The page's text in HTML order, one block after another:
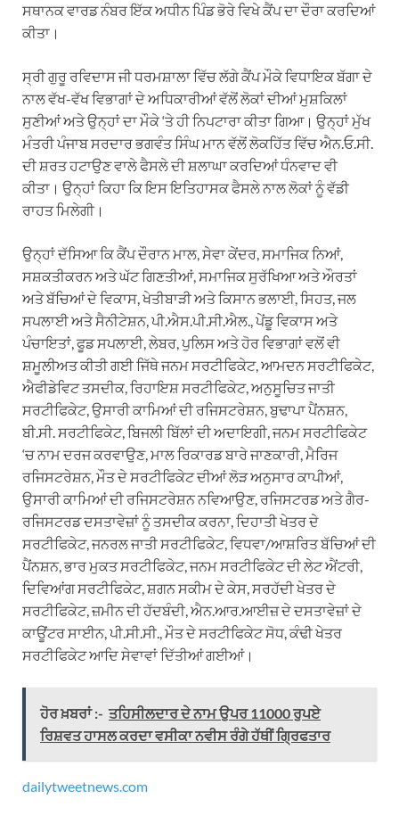
ਸਥਾਨਕ ਵਾਰਡ ਨੰਬਰ ਇੱਕ ਅਧੀਨ ਪਿੰਡ ਭੋਰੇ ਵਿਖੇ ਕੈਂਪ ਦਾ ਦੌਰਾ ਕਰਦਿਆਂ
ਕੀਤਾ।
ਸ੍ਰੀ ਗੁਰੂ ਰਵਿਦਾਸ ਜੀ ਧਰਮਸ਼ਾਲਾ ਵਿੱਚ ਲੱਗੇ ਕੈਂਪ ਮੌਕੇ ਵਿਧਾਇਕ ਬੱਗਾ ਦੇ
ਨਾਲ ਵੱਖ-ਵੱਖ ਵਿਭਾਗਾਂ ਦੇ ਅਧਿਕਾਰੀਆਂ ਵੱਲੋਂ ਲੋਕਾਂ ਦੀਆਂ ਮੁਸ਼ਕਿਲਾਂ
ਸੁਣੀਆਂ ਅਤੇ ਉਨ੍ਹਾਂ ਦਾ ਮੌਕੇ ‘ਤੇ ਹੀ ਨਿਪਟਾਰਾ ਕੀਤਾ ਗਿਆ। ਉਨ੍ਹਾਂ ਮੁੱਖ
ਮੰਤਰੀ ਪੰਜਾਬ ਸਰਦਾਰ ਭਗਵੰਤ ਸਿੰਘ ਮਾਨ ਵੱਲੋਂ ਲੋਕਹਿੱਤ ਵਿੱਚ ਐਨ.ਓ.ਸੀ.
ਦੀ ਸ਼ਰਤ ਹਟਾਉਣ ਵਾਲੇ ਫੈਸਲੇ ਦੀ ਸ਼ਲਾਘਾ ਕਰਦਿਆਂ ਧੰਨਵਾਦ ਵੀ
ਕੀਤਾ। ਉਨ੍ਹਾਂ ਕਿਹਾ ਕਿ ਇਸ ਇਤਿਹਾਸਕ ਫੈਸਲੇ ਨਾਲ ਲੋਕਾਂ ਨੂੰ ਵੱਡੀ
ਰਾਹਤ ਮਿਲੇਗੀ।
ਉਨ੍ਹਾਂ ਦੱਸਿਆ ਕਿ ਕੈਂਪ ਦੌਰਾਨ ਮਾਲ, ਸੇਵਾ ਕੇਂਦਰ, ਸਮਾਜਿਕ ਨਿਆਂ,
ਸਸ਼ਕਤੀਕਰਨ ਅਤੇ ਘੱਟ ਗਿਣਤੀਆਂ, ਸਮਾਜਿਕ ਸੁਰੱਖਿਆ ਅਤੇ ਔਰਤਾਂ
ਅਤੇ ਬੱਚਿਆਂ ਦੇ ਵਿਕਾਸ, ਖੇਤੀਬਾੜੀ ਅਤੇ ਕਿਸਾਨ ਭਲਾਈ, ਸਿਹਤ, ਜਲ
ਸਪਲਾਈ ਅਤੇ ਸੈਨੀਟੇਸ਼ਨ, ਪੀ.ਐਸ.ਪੀ.ਸੀ.ਐਲ., ਪੇਂਡੂ ਵਿਕਾਸ ਅਤੇ
ਪੰਚਾਇਤਾਂ, ਫੂਡ ਸਪਲਾਈ, ਲੇਬਰ, ਪੁਲਿਸ ਅਤੇ ਹੋਰ ਵਿਭਾਗਾਂ ਵਲੋਂ ਵੀ
ਸ਼ਮੂਲੀਅਤ ਕੀਤੀ ਗਈ ਜਿੱਥੇ ਜਨਮ ਸਰਟੀਫਿਕੇਟ, ਆਮਦਨ ਸਰਟੀਫਿਕੇਟ,
ਐਫੀਡੇਵਿਟ ਤਸਦੀਕ, ਰਿਹਾਇਸ਼ ਸਰਟੀਫਿਕੇਟ, ਅਨੁਸੂਚਿਤ ਜਾਤੀ
ਸਰਟੀਫਿਕੇਟ, ਉਸਾਰੀ ਕਾਮਿਆਂ ਦੀ ਰਜਿਸਟਰੇਸ਼ਨ, ਬੁਢਾਪਾ ਪੈਂਨਸ਼ਨ,
ਬੀ.ਸੀ. ਸਰਟੀਫਿਕੇਟ, ਬਿਜਲੀ ਬਿੱਲਾਂ ਦੀ ਅਦਾਇਗੀ, ਜਨਮ ਸਰਟੀਫਿਕੇਟ
‘ਚ ਨਾਮ ਦਰਜ ਕਰਵਾਉਣ, ਮਾਲ ਰਿਕਾਰਡ ਬਾਰੇ ਜਾਣਕਾਰੀ, ਮੈਰਿਜ
ਰਜਿਸਟਰੇਸ਼ਨ, ਮੌਤ ਦੇ ਸਰਟੀਫਿਕੇਟ ਦੀਆਂ ਲੋੜ ਅਨੁਸਾਰ ਕਾਪੀਆਂ,
ਉਸਾਰੀ ਕਾਮਿਆਂ ਦੀ ਰਜਿਸਟਰੇਸ਼ਨ ਨਵਿਆਉਣ, ਰਜਿਸਟਰਡ ਅਤੇ ਗੈਰ-
ਰਜਿਸਟਰਡ ਦਸਤਾਵੇਜ਼ਾਂ ਨੂੰ ਤਸਦੀਕ ਕਰਨਾ, ਦਿਹਾਤੀ ਖੇਤਰ ਦੇ
ਸਰਟੀਫਿਕੇਟ, ਜਨਰਲ ਜਾਤੀ ਸਰਟੀਫਿਕੇਟ, ਵਿਧਵਾ/ਆਸ਼ਰਿਤ ਬੱਚਿਆਂ ਦੀ
ਪੈਂਨਸ਼ਨ, ਭਾਰ ਮੁਕਤ ਸਰਟੀਫਿਕੇਟ, ਜਨਮ ਸਰਟੀਫਿਕੇਟ ਦੀ ਲੇਟ ਐਂਟਰੀ,
ਦਿਵਿਆਂਗ ਸਰਟੀਫਿਕੇਟ, ਸ਼ਗਨ ਸਕੀਮ ਦੇ ਕੇਸ, ਸਰਹੱਦੀ ਖੇਤਰ ਦੇ
ਸਰਟੀਫਿਕੇਟ, ਜ਼ਮੀਨ ਦੀ ਹੱਦਬੰਦੀ, ਐਨ.ਆਰ.ਆਈਜ਼ ਦੇ ਦਸਤਾਵੇਜ਼ਾਂ ਦੇ
ਕਾਊਂਟਰ ਸਾਈਨ, ਪੀ.ਸੀ.ਸੀ., ਮੌਤ ਦੇ ਸਰਟੀਫਿਕੇਟ ਸੋਧ, ਕੰਢੀ ਖੇਤਰ
ਸਰਟੀਫਿਕੇਟ ਆਦਿ ਸੇਵਾਵਾਂ ਦਿੱਤੀਆਂ ਗਈਆਂ।
ਹੋਰ ਖ਼ਬਰਾਂ :- ਤਹਿਸੀਲਦਾਰ ਦੇ ਨਾਮ ਉਪਰ 11000 ਰੁਪਏ
ਰਿਸ਼ਵਤ ਹਾਸਲ ਕਰਦਾ ਵਸੀਕਾ ਨਵੀਸ ਰੰਗੇ ਹੱਥੀਂ ਗ੍ਰਿਫਤਾਰ
dailytweetnews.com